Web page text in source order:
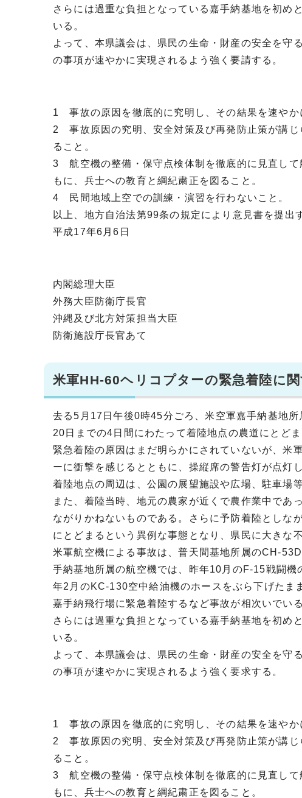
さらには過重な負担となっている嘉手納基地を初め
いる。
よって、本県議会は、県民の生命・財産の安全を守
の事項が速やかに実現されるよう強く要請する。
1 事故の原因を徹底的に究明し、その結果を速やか
2 事故原因の究明、安全対策及び再発防止策が講
ること。
3 航空機の整備・保守点検体制を徹底的に見直して
もに、兵士への教育と綱紀粛正を図ること。
4 民間地域上空での訓練・演習を行わないこと。
以上、地方自治法第99条の規定により意見書を提出
平成17年6月6日
内閣総理大臣
外務大臣防衛庁長官
沖縄及び北方対策担当大臣
防衛施設庁長官あて
米軍HH-60ヘリコプターの緊急着陸に
去る5月17日午後0時45分ごろ、米空軍嘉手納基地
20日までの4日間にわたって着陸地点の農道にとどま
緊急着陸の原因はまだ明らかにされていないが、米
ーに衝撃を感じるとともに、操縦席の警告灯が点灯
着陸地点の周辺は、公園の展望施設や広場、駐車場
また、着陸当時、地元の農家が近くで農作業中であ
ながりかねないものである。さらに予防着陸としな
にとどまるという異例な事態となり、県民に大きな
米軍航空機による事故は、普天間基地所属のCH-
手納基地所属の航空機では、昨年10月のF-15戦闘
年2月のKC-130空中給油機のホースをぶら下げたま
嘉手納飛行場に緊急着陸するなど事故が相次いでい
さらには過重な負担となっている嘉手納基地を初め
いる。
よって、本県議会は、県民の生命・財産の安全を守
の事項が速やかに実現されるよう強く要求する。
1 事故の原因を徹底的に究明し、その結果を速やか
2 事故原因の究明、安全対策及び再発防止策が講
ること。
3 航空機の整備・保守点検体制を徹底的に見直して
もに、兵士への教育と綱紀粛正を図ること。